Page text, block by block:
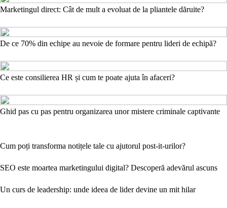
Marketingul direct: Cât de mult a evoluat de la pliantele dăruite?
De ce 70% din echipe au nevoie de formare pentru lideri de echipă?
Ce este consilierea HR și cum te poate ajuta în afaceri?
Ghid pas cu pas pentru organizarea unor mistere criminale captivante
Cum poți transforma notițele tale cu ajutorul post-it-urilor?
SEO este moartea marketingului digital? Descoperă adevărul ascuns
Un curs de leadership: unde ideea de lider devine un mit hilar